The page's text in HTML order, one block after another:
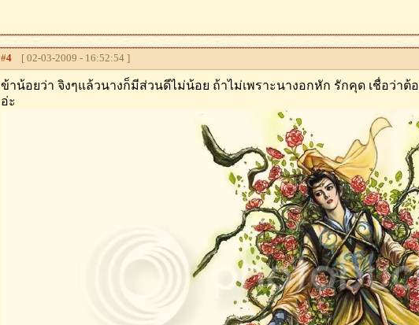
#4[ 02-03-2009 - 16:52:54 ]
ข้าน้อยว่า จิงๆแล้วนางก็มีส่วนดีไม่น้อย ถ้าไม่เพราะนางอกหัก รักคุด เชื่อว่าต้
อ่ะ